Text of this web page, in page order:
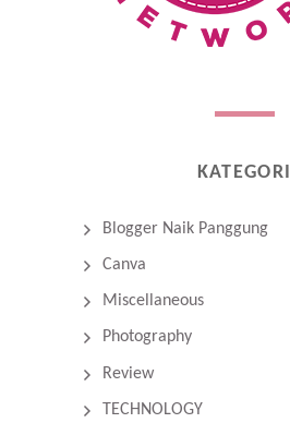
KATEGORI
Blogger Naik Panggung
Canva
Miscellaneous
Photography
Review
TECHNOLOGY